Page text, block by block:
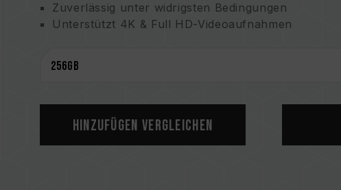
Zuverlässig unter widrigsten Bedingungen
Unterstützt 4K & Full HD-Videoaufnahmen
Hinzufügen Vergleichen